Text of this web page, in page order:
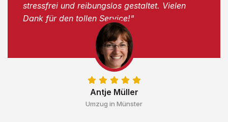
Antje Müller
Umzug in Münster
stressfrei und reibungslos gestaltet. Vielen
Dank für den tollen Service!"